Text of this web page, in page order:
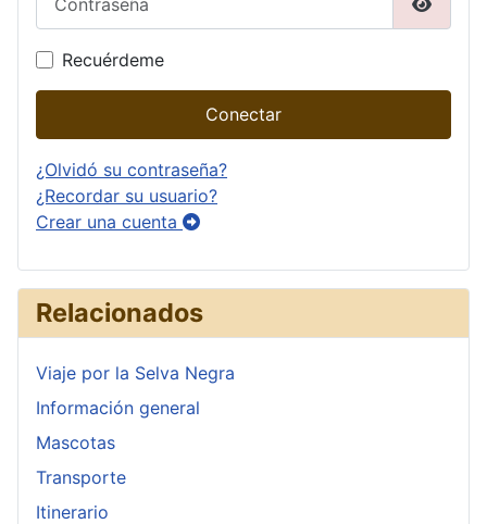
Recuérdeme
Conectar
¿Olvidó su contraseña?
¿Recordar su usuario?
Crear una cuenta
Relacionados
Viaje por la Selva Negra
Información general
Mascotas
Transporte
Itinerario